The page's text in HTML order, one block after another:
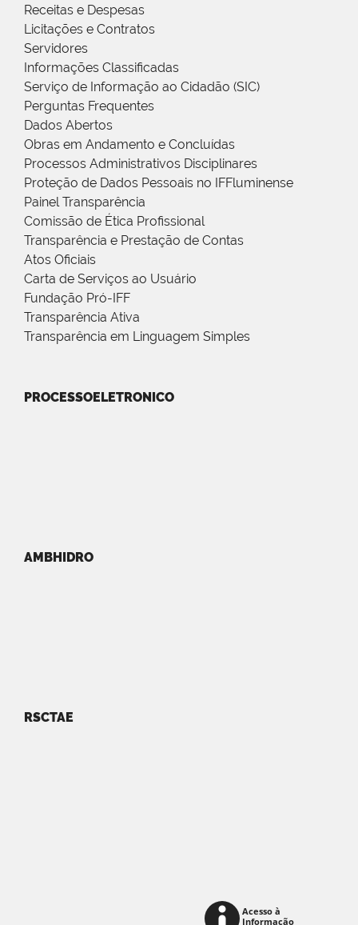
Receitas e Despesas
Licitações e Contratos
Servidores
Informações Classificadas
Serviço de Informação ao Cidadão (SIC)
Perguntas Frequentes
Dados Abertos
Obras em Andamento e Concluídas
Processos Administrativos Disciplinares
Proteção de Dados Pessoais no IFFluminense
Painel Transparência
Comissão de Ética Profissional
Transparência e Prestação de Contas
Atos Oficiais
Carta de Serviços ao Usuário
Fundação Pró-IFF
Transparência Ativa
Transparência em Linguagem Simples
PROCESSOELETRONICO
AMBHIDRO
RSCTAE